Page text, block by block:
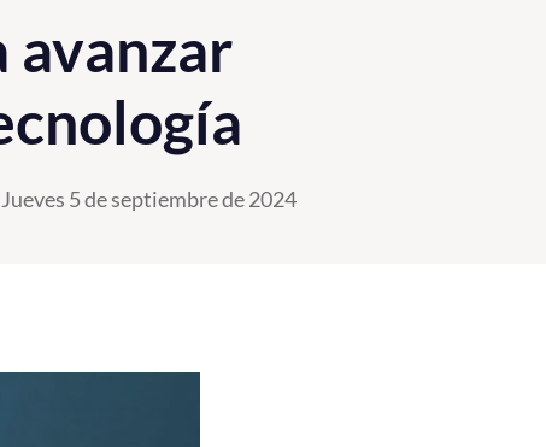
avanzar
Jueves 5 de septiembre de 2024